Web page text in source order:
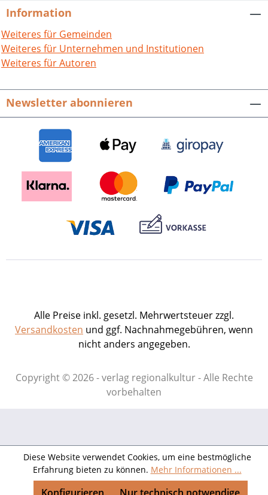
Information
Weiteres für Gemeinden
Weiteres für Unternehmen und Institutionen
Weiteres für Autoren
Newsletter abonnieren
Alle Preise inkl. gesetzl. Mehrwertsteuer zzgl.
Versandkosten und ggf. Nachnahmegebühren, wenn
nicht anders angegeben.
Copyright © 2026 - verlag regionalkultur - Alle Rechte
vorbehalten
Diese Website verwendet Cookies, um eine bestmögliche
Erfahrung bieten zu können. Mehr Informationen ...